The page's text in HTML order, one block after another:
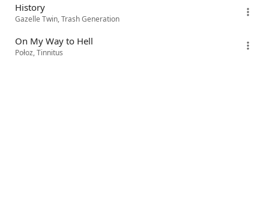
History
Gazelle Twin, Trash Generation
On My Way to Hell
Połoz, Tinnitus